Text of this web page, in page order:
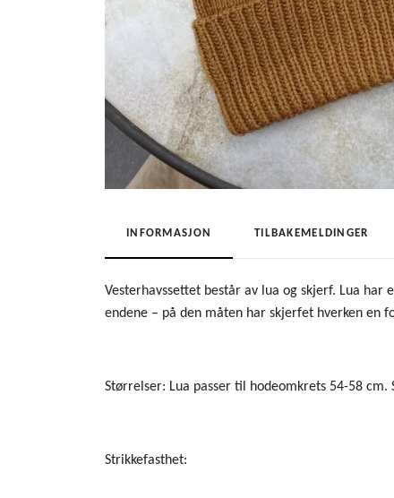
INFORMASJON TILBAKEMELDINGER
Vesterhavssettet består av lua og skjerf. Lua
endene – på den måten har skjerfet hverken en
Størrelser: Lua passer til hodeomkrets 54-58
Strikkefasthet: